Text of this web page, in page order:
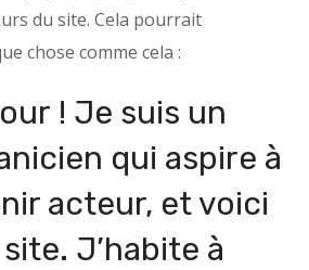
du site. Cela pourrait
chose comme cela :
! Je suis un
qui aspire à
acteur, et voici
J’habite à